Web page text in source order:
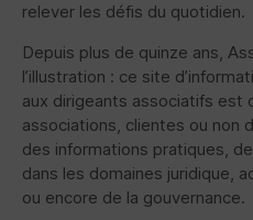
relever les défis du quotidien.
Depuis plus de quinze ans,
l’illustration : ce site
aux dirigeants associatifs est
associations, clientes ou non
des informations pratiques,
dans les domaines juridique,
ou encore de la gouvernance.